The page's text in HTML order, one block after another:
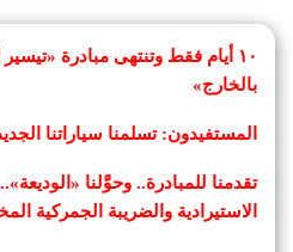
١٠ أيام فقط وتنتهى مبادرة
بالخارج»
المستفيدون: تسلمنا سياراتنا
تقدمنا للمبادرة.. وحوَّلنا
الاستيرادية والضريبة الجمركية